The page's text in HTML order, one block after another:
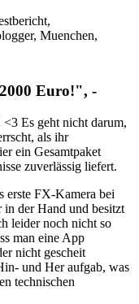
Euro!", -
Es geht nicht darum,
als ihr
ein Gesamtpaket
zuverlässig liefert.
erste FX-Kamera bei
in der Hand und besitzt
leider noch nicht so
man eine App
nicht gescheit
und Her aufgab, was
technischen